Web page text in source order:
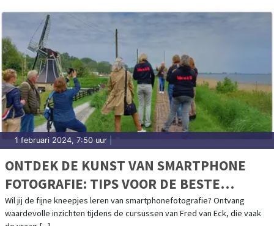
1 februari 2024, 7:50 uur |
ONTDEK DE KUNST VAN SMARTPHONE
FOTOGRAFIE: TIPS VOOR DE BESTE
FOTO'S!
Wil jij de fijne kneepjes leren van smartphonefotografie? Ontvang
waardevolle inzichten tijdens de cursussen van Fred van Eck, die vaak